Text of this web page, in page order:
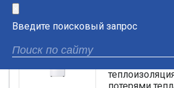
Введите поисковый запрос